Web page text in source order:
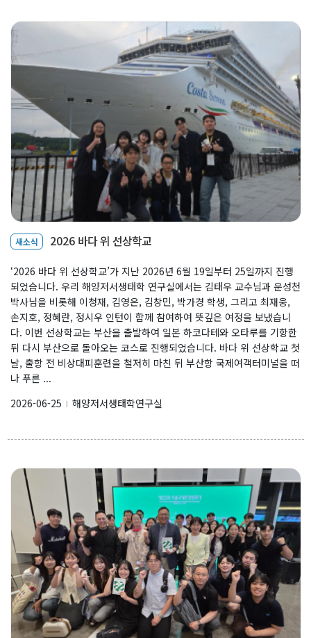
새소식 2026 바다 위 선상학교
‘2026 바다 위 선상학교’가 지난 2026년 6월 19일부터 25일까지 진행
되었습니다. 우리 해양저서생태학 연구실에서는 김태우 교수님과 운성천
박사님을 비롯해 이청재, 김영은, 김창민, 박가경 학생, 그리고 최재웅,
손지호, 정혜란, 정시우 인턴이 함께 참여하여 뜻깊은 여정을 보냈습니
다. 이번 선상학교는 부산을 출발하여 일본 하코다테와 오타루를 기항한
뒤 다시 부산으로 돌아오는 코스로 진행되었습니다. 바다 위 선상학교 첫
날, 출항 전 비상대피훈련을 철저히 마친 뒤 부산항 국제여객터미널을 떠
나 푸른 ...
2026-06-25 l 해양저서생태학연구실